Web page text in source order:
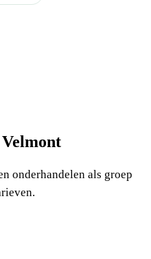
onderhandelen als groep